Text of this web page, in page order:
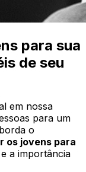
para sua
de seu
em nossa
para um
o
os jovens para
a importância